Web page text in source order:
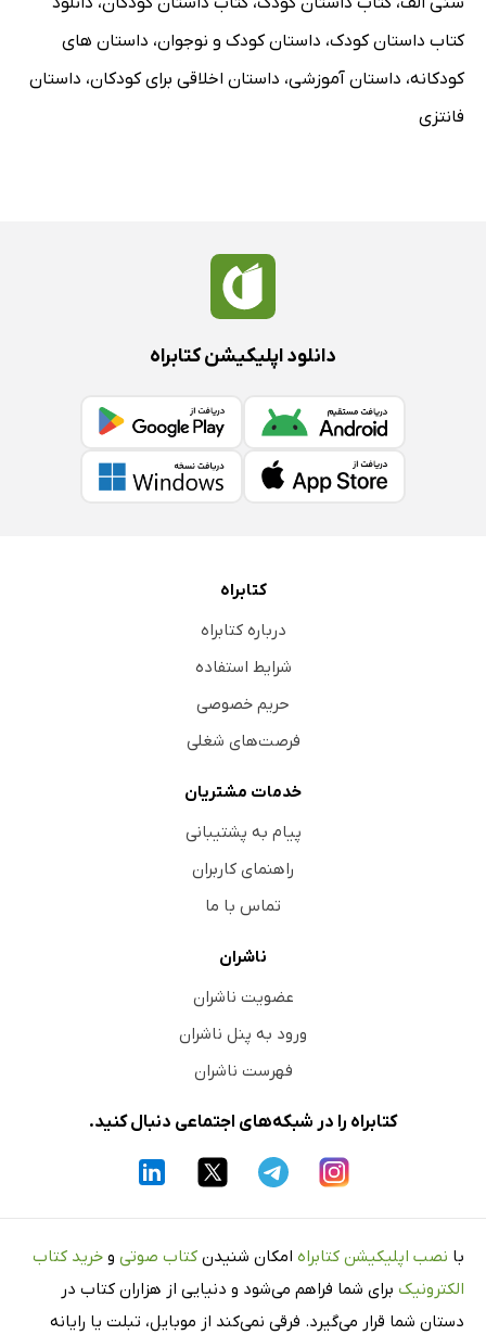
کتاب داستان کودک، داستان کودک و نوجوان، داستان های
کودکانه، داستان آموزشی، داستان اخلاقی برای کودکان، داستان
فانتزی
دانلود اپلیکیشن کتابراه
کتابراه
درباره کتابراه
شرایط استفاده
حریم خصوصی
فرصت‌های شغلی
خدمات مشتریان
پیام به پشتیبانی
راهنمای کاربران
تماس با ما
ناشران
عضویت ناشران
ورود به پنل ناشران
فهرست ناشران
کتابراه را در شبکه‌های اجتماعی دنبال کنید.
با نصب اپلیکیشن کتابراه امکان شنیدن کتاب صوتی و خرید کتاب
الکترونیک برای شما فراهم می‌شود و دنیایی از هزاران کتاب در
دستان شما قرار می‌گیرد. فرقی نمی‌کند از موبایل، تبلت یا رایانه